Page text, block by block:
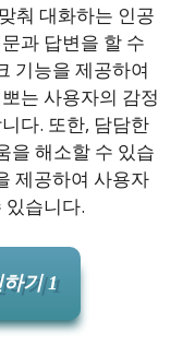
춰 대화하는 인공
과 답변을 할 수
기능을 제공하여
는 사용자의 감정
다. 또한, 담담한
을 해소할 수 있습
제공하여 사용자
있습니다.
기 1